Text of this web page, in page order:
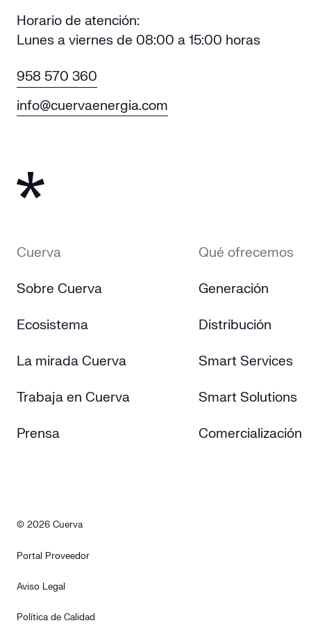
Horario de atención:
Lunes a viernes de 08:00 a 15:00 horas
958 570 360
info@cuervaenergia.com
Cuerva
Sobre Cuerva
Ecosistema
La mirada Cuerva
Trabaja en Cuerva
Prensa
Qué ofrecemos
Generación
Distribución
Smart Services
Smart Solutions
Comercialización
© 2026 Cuerva
Portal Proveedor
Aviso Legal
Política de Calidad